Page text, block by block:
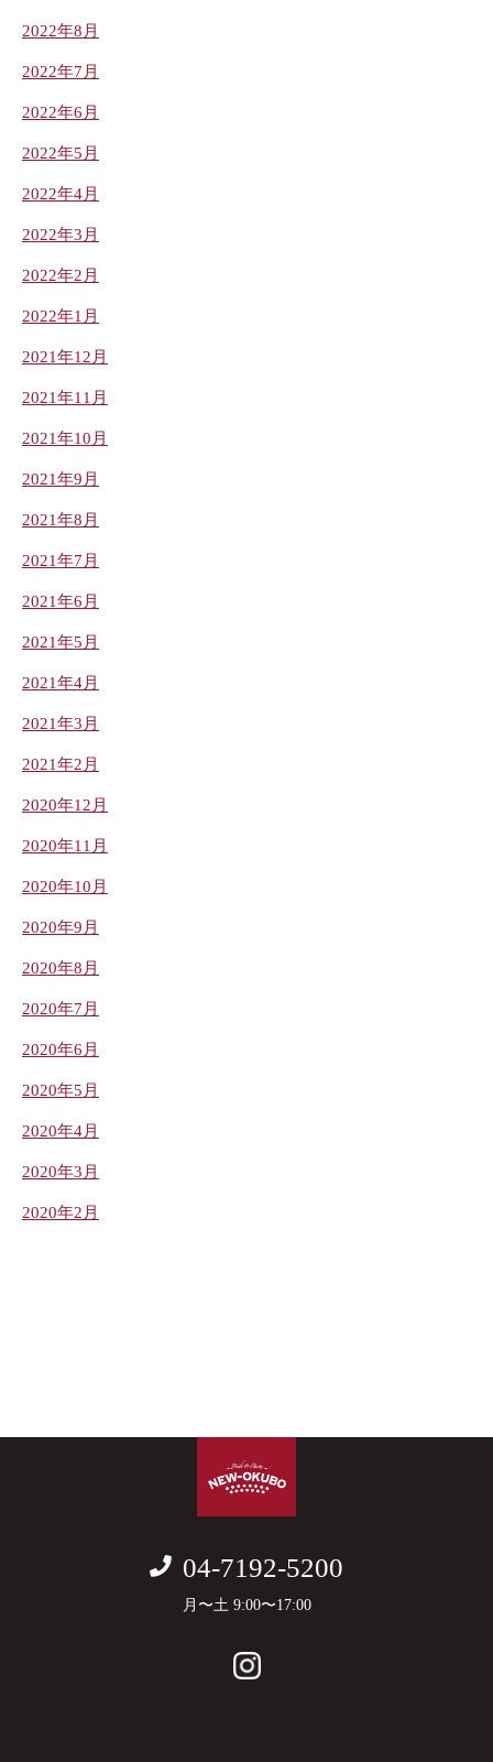
2022年8月
2022年7月
2022年6月
2022年5月
2022年4月
2022年3月
2022年2月
2022年1月
2021年12月
2021年11月
2021年10月
2021年9月
2021年8月
2021年7月
2021年6月
2021年5月
2021年4月
2021年3月
2021年2月
2020年12月
2020年11月
2020年10月
2020年9月
2020年8月
2020年7月
2020年6月
2020年5月
2020年4月
2020年3月
2020年2月
04-7192-5200
月〜土 9:00〜17:00